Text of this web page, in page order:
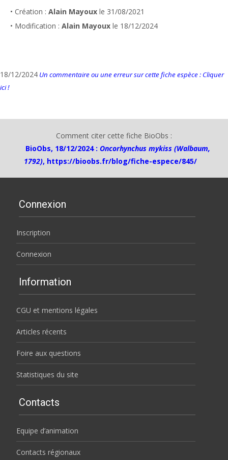
• Création : Alain Mayoux le 31/08/2021
• Modification : Alain Mayoux le 18/12/2024
18/12/2024 Un commentaire ou une erreur sur cette fiche espèce : Cliquer
ici !
Comment citer cette fiche BioObs :
BioObs, 18/12/2024 : Oncorhynchus mykiss (Walbaum,
1792), https://bioobs.fr/blog/fiche-espece/845/
Connexion
Inscription
Connexion
Information
CGU et mentions légales
Articles récents
Foire aux questions
Statistiques du site
Contacts
Equipe d’animation
Contacts régionaux